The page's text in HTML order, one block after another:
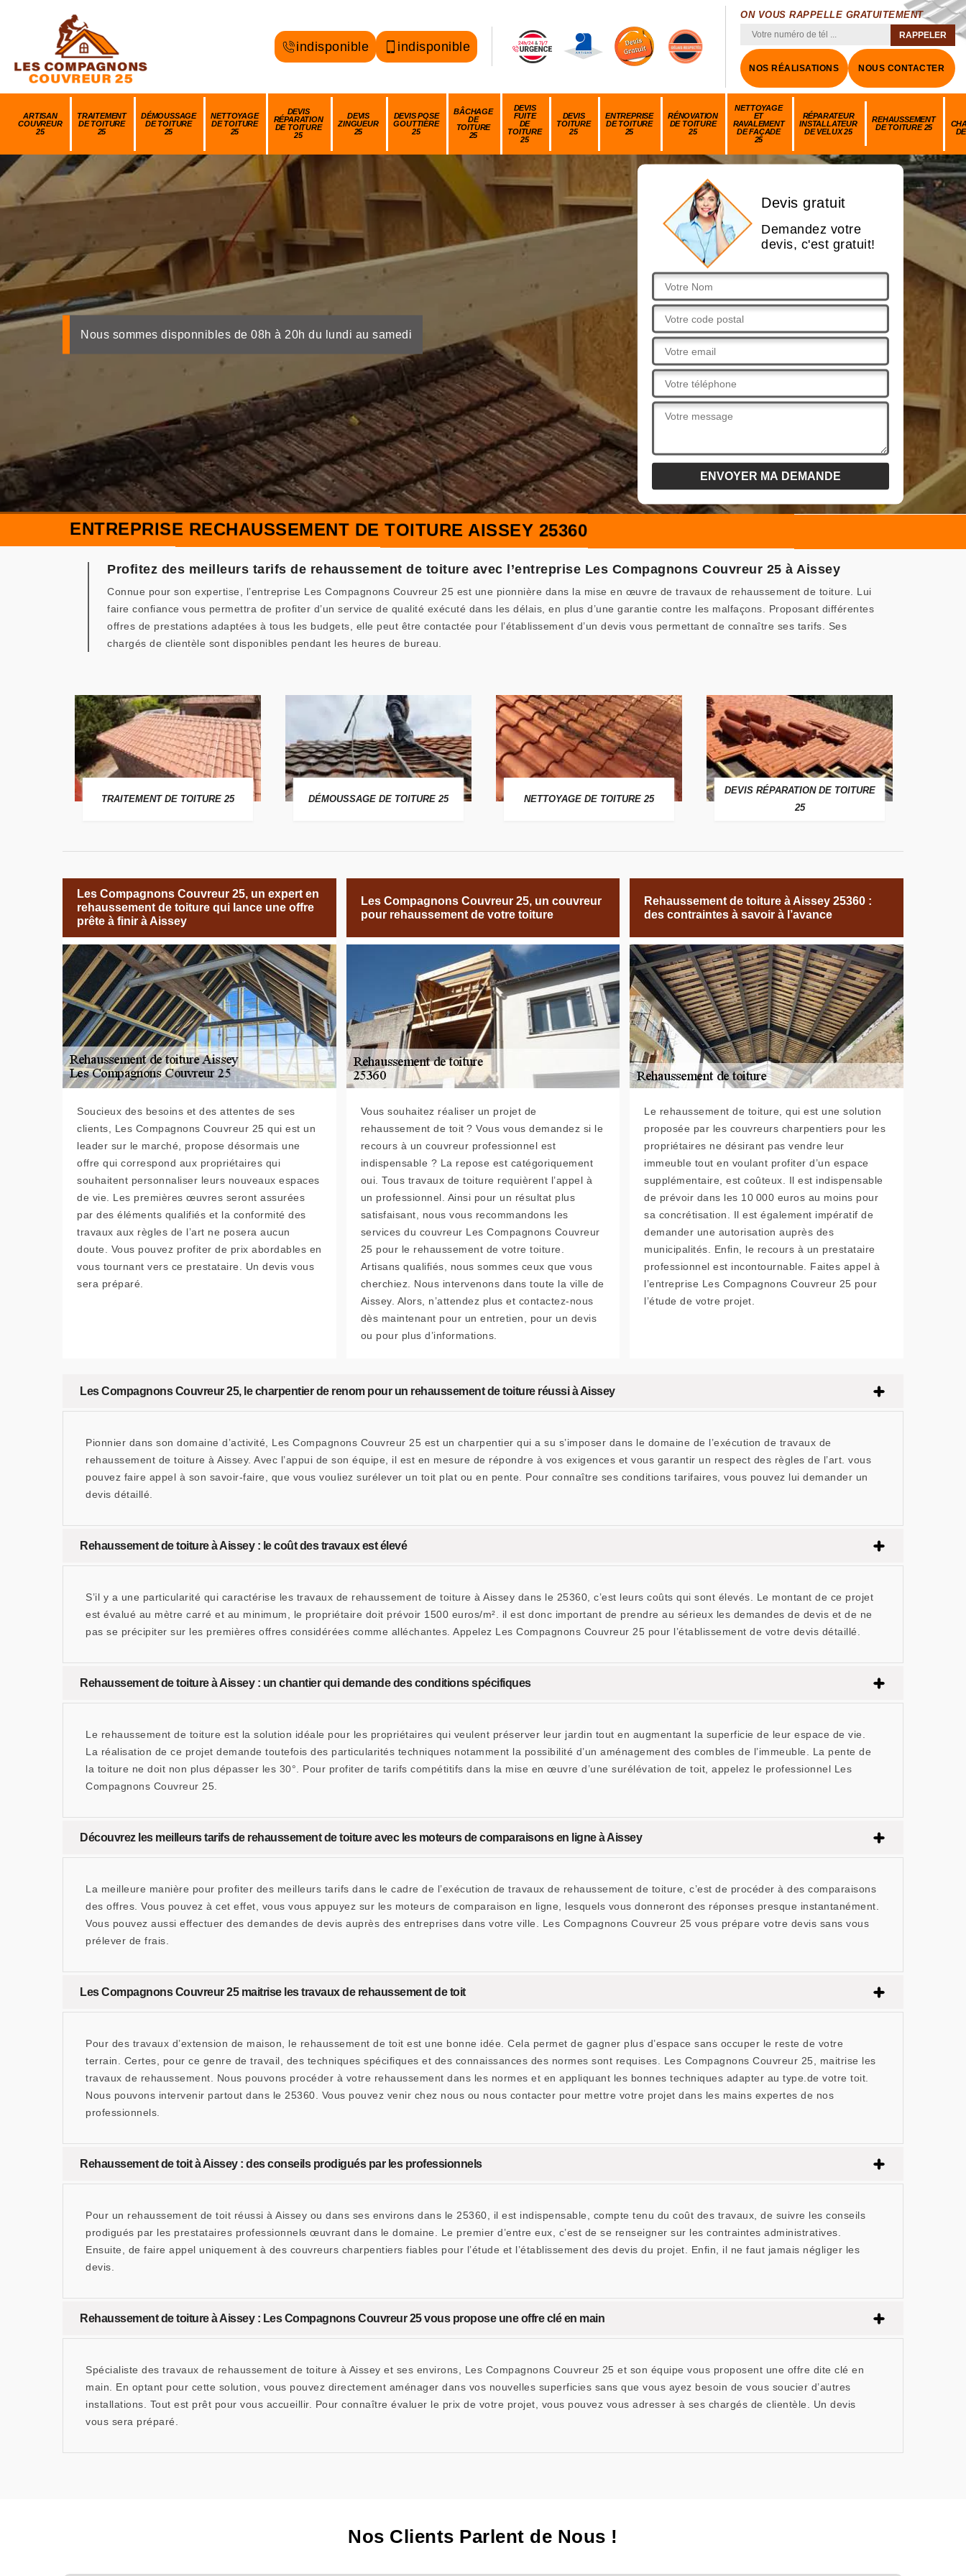
indisponible indisponible
ON VOUS RAPPELLE GRATUITEMENT
NOS RÉALISATIONS NOUS CONTACTER
ARTISAN
COUVREUR
25
TRAITEMENT
DE TOITURE
25
DÉMOUSSAGE
DE TOITURE
25
NETTOYAGE
DE TOITURE
25
DEVIS
RÉPARATION
DE TOITURE
25
DEVIS
ZINGUEUR
25
DEVIS POSE
GOUTTIÈRE
25
BÂCHAGE
DE
TOITURE
25
DEVIS
FUITE
DE
TOITURE
25
DEVIS
TOITURE
25
ENTREPRISE
DE TOITURE
25
RÉNOVATION
DE TOITURE
25
NETTOYAGE
ET
RAVALEMENT
DE FAÇADE
25
RÉPARATEUR
INSTALLATEUR
DE VELUX 25
REHAUSSEMENT
DE TOITURE 25
Nous sommes disponnibles de 08h à 20h du lundi au samedi
Devis gratuit
Demandez votre
devis, c'est gratuit!
ENTREPRISE RECHAUSSEMENT DE TOITURE AISSEY 25360
Profitez des meilleurs tarifs de rehaussement de toiture avec l’entreprise Les Compagnons Couvreur 25 à Aissey
Connue pour son expertise, l’entreprise Les Compagnons Couvreur 25 est une pionnière dans la mise en œuvre de travaux de rehaussement de toiture. Lui
faire confiance vous permettra de profiter d’un service de qualité exécuté dans les délais, en plus d’une garantie contre les malfaçons. Proposant différentes
offres de prestations adaptées à tous les budgets, elle peut être contactée pour l’établissement d’un devis vous permettant de connaître ses tarifs. Ses
chargés de clientèle sont disponibles pendant les heures de bureau.
TRAITEMENT DE TOITURE 25 DÉMOUSSAGE DE TOITURE 25 NETTOYAGE DE TOITURE 25
DEVIS RÉPARATION DE TOITURE
25
Les Compagnons Couvreur 25, un expert en
rehaussement de toiture qui lance une offre
prête à finir à Aissey
Soucieux des besoins et des attentes de ses
clients, Les Compagnons Couvreur 25 qui est un
leader sur le marché, propose désormais une
offre qui correspond aux propriétaires qui
souhaitent personnaliser leurs nouveaux espaces
de vie. Les premières œuvres seront assurées
par des éléments qualifiés et la conformité des
travaux aux règles de l’art ne posera aucun
doute. Vous pouvez profiter de prix abordables en
vous tournant vers ce prestataire. Un devis vous
sera préparé.
Les Compagnons Couvreur 25, un couvreur
pour rehaussement de votre toiture
Vous souhaitez réaliser un projet de
rehaussement de toit ? Vous vous demandez si le
recours à un couvreur professionnel est
indispensable ? La repose est catégoriquement
oui. Tous travaux de toiture requièrent l’appel à
un professionnel. Ainsi pour un résultat plus
satisfaisant, nous vous recommandons les
services du couvreur Les Compagnons Couvreur
25 pour le rehaussement de votre toiture.
Artisans qualifiés, nous sommes ceux que vous
cherchiez. Nous intervenons dans toute la ville de
Aissey. Alors, n’attendez plus et contactez-nous
dès maintenant pour un entretien, pour un devis
ou pour plus d’informations.
Rehaussement de toiture à Aissey 25360 :
des contraintes à savoir à l’avance
Le rehaussement de toiture, qui est une solution
proposée par les couvreurs charpentiers pour les
propriétaires ne désirant pas vendre leur
immeuble tout en voulant profiter d’un espace
supplémentaire, est coûteux. Il est indispensable
de prévoir dans les 10 000 euros au moins pour
sa concrétisation. Il est également impératif de
demander une autorisation auprès des
municipalités. Enfin, le recours à un prestataire
professionnel est incontournable. Faites appel à
l’entreprise Les Compagnons Couvreur 25 pour
l’étude de votre projet.
Les Compagnons Couvreur 25, le charpentier de renom pour un rehaussement de toiture réussi à Aissey
Pionnier dans son domaine d’activité, Les Compagnons Couvreur 25 est un charpentier qui a su s’imposer dans le domaine de l’exécution de travaux de
rehaussement de toiture à Aissey. Avec l’appui de son équipe, il est en mesure de répondre à vos exigences et vous garantir un respect des règles de l’art. vous
pouvez faire appel à son savoir-faire, que vous vouliez surélever un toit plat ou en pente. Pour connaître ses conditions tarifaires, vous pouvez lui demander un
devis détaillé.
Rehaussement de toiture à Aissey : le coût des travaux est élevé
S’il y a une particularité qui caractérise les travaux de rehaussement de toiture à Aissey dans le 25360, c’est leurs coûts qui sont élevés. Le montant de ce projet
est évalué au mètre carré et au minimum, le propriétaire doit prévoir 1500 euros/m². il est donc important de prendre au sérieux les demandes de devis et de ne
pas se précipiter sur les premières offres considérées comme alléchantes. Appelez Les Compagnons Couvreur 25 pour l’établissement de votre devis détaillé.
Rehaussement de toiture à Aissey : un chantier qui demande des conditions spécifiques
Le rehaussement de toiture est la solution idéale pour les propriétaires qui veulent préserver leur jardin tout en augmentant la superficie de leur espace de vie.
La réalisation de ce projet demande toutefois des particularités techniques notamment la possibilité d’un aménagement des combles de l’immeuble. La pente de
la toiture ne doit non plus dépasser les 30°. Pour profiter de tarifs compétitifs dans la mise en œuvre d’une surélévation de toit, appelez le professionnel Les
Compagnons Couvreur 25.
Découvrez les meilleurs tarifs de rehaussement de toiture avec les moteurs de comparaisons en ligne à Aissey
La meilleure manière pour profiter des meilleurs tarifs dans le cadre de l’exécution de travaux de rehaussement de toiture, c’est de procéder à des comparaisons
des offres. Vous pouvez à cet effet, vous vous appuyez sur les moteurs de comparaison en ligne, lesquels vous donneront des réponses presque instantanément.
Vous pouvez aussi effectuer des demandes de devis auprès des entreprises dans votre ville. Les Compagnons Couvreur 25 vous prépare votre devis sans vous
prélever de frais.
Les Compagnons Couvreur 25 maitrise les travaux de rehaussement de toit
Pour des travaux d’extension de maison, le rehaussement de toit est une bonne idée. Cela permet de gagner plus d’espace sans occuper le reste de votre
terrain. Certes, pour ce genre de travail, des techniques spécifiques et des connaissances des normes sont requises. Les Compagnons Couvreur 25, maitrise les
travaux de rehaussement. Nous pouvons procéder à votre rehaussement dans les normes et en appliquant les bonnes techniques adapter au type.de votre toit.
Nous pouvons intervenir partout dans le 25360. Vous pouvez venir chez nous ou nous contacter pour mettre votre projet dans les mains expertes de nos
professionnels.
Rehaussement de toit à Aissey : des conseils prodigués par les professionnels
Pour un rehaussement de toit réussi à Aissey ou dans ses environs dans le 25360, il est indispensable, compte tenu du coût des travaux, de suivre les conseils
prodigués par les prestataires professionnels œuvrant dans le domaine. Le premier d’entre eux, c’est de se renseigner sur les contraintes administratives.
Ensuite, de faire appel uniquement à des couvreurs charpentiers fiables pour l’étude et l’établissement des devis du projet. Enfin, il ne faut jamais négliger les
devis.
Rehaussement de toiture à Aissey : Les Compagnons Couvreur 25 vous propose une offre clé en main
Spécialiste des travaux de rehaussement de toiture à Aissey et ses environs, Les Compagnons Couvreur 25 et son équipe vous proposent une offre dite clé en
main. En optant pour cette solution, vous pouvez directement aménager dans vos nouvelles superficies sans que vous ayez besoin de vous soucier d’autres
installations. Tout est prêt pour vous accueillir. Pour connaître évaluer le prix de votre projet, vous pouvez vous adresser à ses chargés de clientèle. Un devis
vous sera préparé.
Nos Clients Parlent de Nous !